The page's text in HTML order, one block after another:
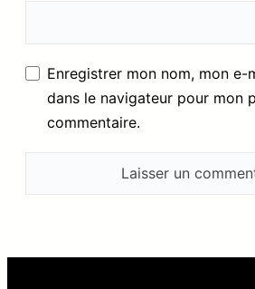
Enregistrer mon nom, mon e-
dans le navigateur pour mon
commentaire.